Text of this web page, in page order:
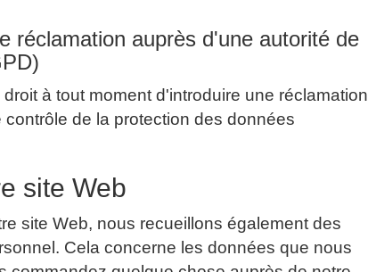
réclamation auprès d'une autorité de
à tout moment d'introduire une réclamation
de la protection des données
site Web
site Web, nous recueillons également des
Cela concerne les données que nous